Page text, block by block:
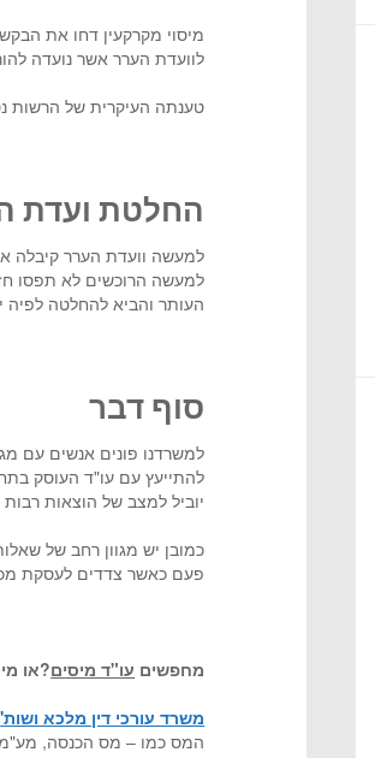
מיסוי מקרקעין דחו את
לוועדת הערר אשר נועדה
טענתה העיקרית של הרשות
החלטת ועדת
למעשה וועדת הערר קיבלה
למעשה הרוכשים לא תפסו
העותר והביא להחלטה לפיה יש להכיר ביטול
סוף דבר
למשרדנו פונים אנשים עם
להתייעץ עם עו"ד העוסק
יוביל למצב של הוצאות רבות
כמובן יש מגוון רחב של
פעם כאשר צדדים לעסקת
מחפשים עו"ד מיסים?או
משרד עורכי דין מלכא ושות'
המס כמו – מס הכנסה, מע"מ